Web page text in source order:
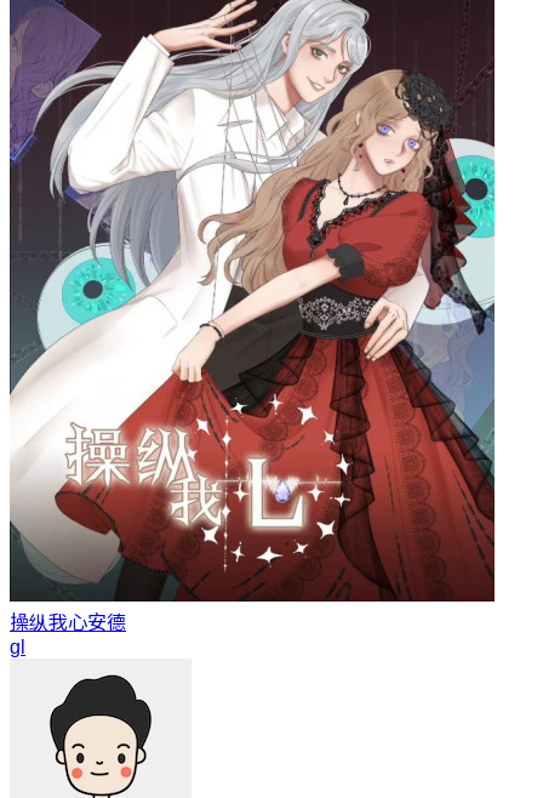
操纵我心安德
gl